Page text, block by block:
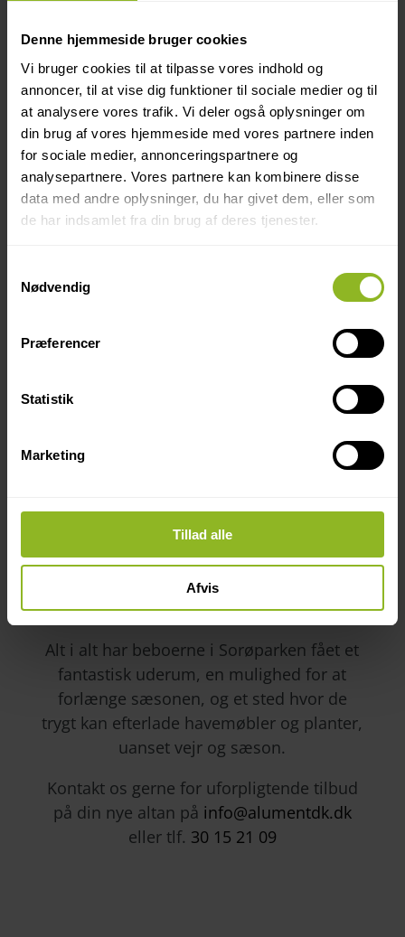
Denne hjemmeside bruger cookies
Vi bruger cookies til at tilpasse vores indhold og
annoncer, til at vise dig funktioner til sociale medier og til
at analysere vores trafik. Vi deler også oplysninger om
din brug af vores hjemmeside med vores partnere inden
for sociale medier, annonceringspartnere og
analysepartnere. Vores partnere kan kombinere disse
data med andre oplysninger, du har givet dem, eller som
de har indsamlet fra din brug af deres tjenester.
Nødvendig
Præferencer
Statistik
Marketing
Tillad alle
Afvis
Alt i alt har beboerne i Sorøparken fået et
fantastisk uderum, en mulighed for at
forlænge sæsonen, og et sted hvor de
trygt kan efterlade havemøbler og planter,
uanset vejr og sæson.
Kontakt os gerne for uforpligtende tilbud
på din nye altan på info@alumentdk.dk
eller tlf. 30 15 21 09